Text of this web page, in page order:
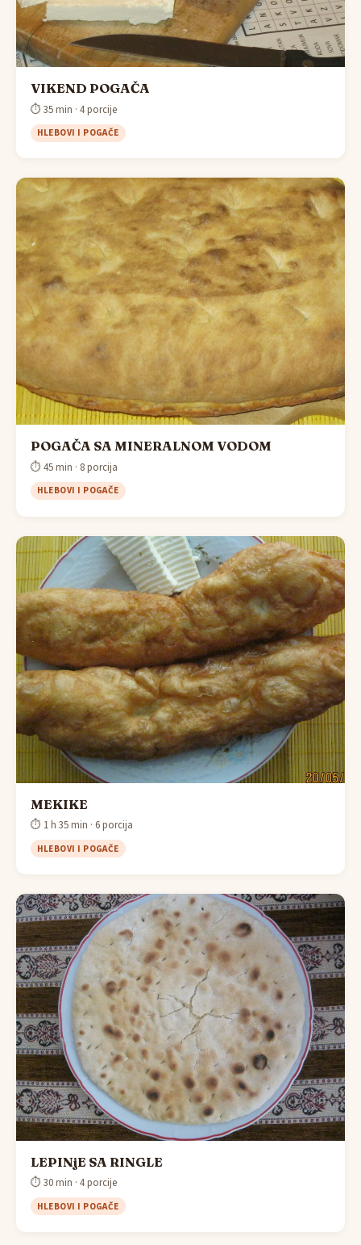
VIKEND POGAČA
⏱ 35 min · 4 porcije
HLEBOVI I POGAČE
POGAČA SA MINERALNOM VODOM
⏱ 45 min · 8 porcija
HLEBOVI I POGAČE
MEKIKE
⏱ 1 h 35 min · 6 porcija
HLEBOVI I POGAČE
LEPINjE SA RINGLE
⏱ 30 min · 4 porcije
HLEBOVI I POGAČE